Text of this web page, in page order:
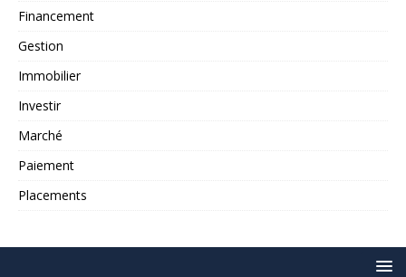
Financement
Gestion
Immobilier
Investir
Marché
Paiement
Placements